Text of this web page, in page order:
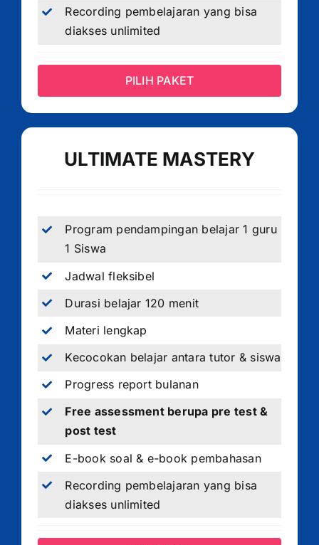
Recording pembelajaran yang bisa
diakses unlimited
PILIH PAKET
ULTIMATE MASTERY
Program pendampingan belajar 1 guru
1 Siswa
Jadwal fleksibel
Durasi belajar 120 menit
Materi lengkap
Kecocokan belajar antara tutor & siswa
Progress report bulanan
Free assessment berupa pre test &
post test
E-book soal & e-book pembahasan
Recording pembelajaran yang bisa
diakses unlimited